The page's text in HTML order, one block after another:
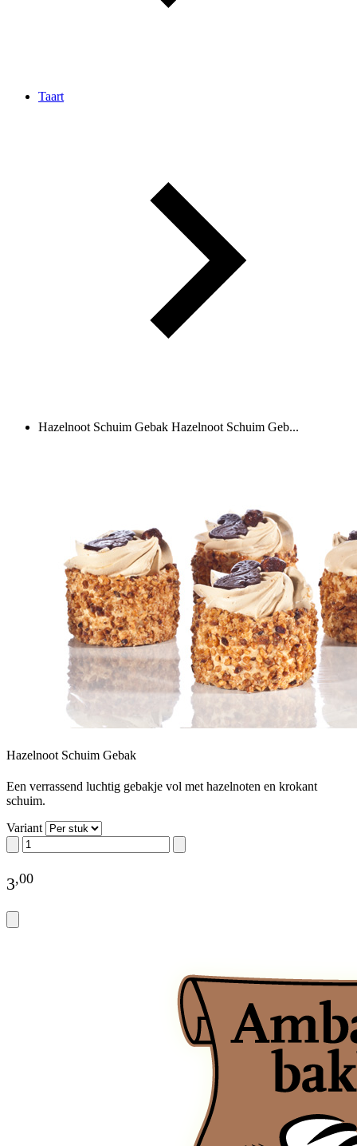
Taart
Hazelnoot Schuim Gebak Hazelnoot Schuim Geb...
Hazelnoot Schuim Gebak
Een verrassend luchtig gebakje vol met hazelnoten en krokant
schuim.
Variant
3,00